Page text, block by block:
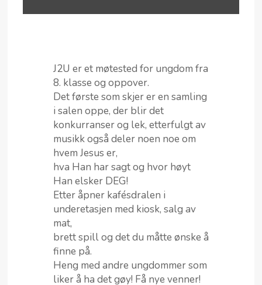
J2U er et møtested for ungdom fra
8. klasse og oppover.
Det første som skjer er en samling
i salen oppe, der blir det
konkurranser og lek, etterfulgt av
musikk også deler noen noe om
hvem Jesus er,
hva Han har sagt og hvor høyt
Han elsker DEG!
Etter åpner kafésdralen i
underetasjen med kiosk, salg av
mat,
brett spill og det du måtte ønske å
finne på.
Heng med andre ungdommer som
liker å ha det gøy! Få nye venner!